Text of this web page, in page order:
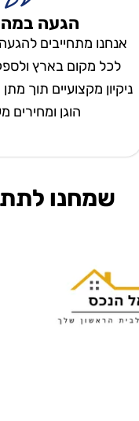
הגעה
אנחנו מתחייבים
לכל מקום בארץ
ניקיון מקצועיים תוך
הוגן ומחירים
שמחנו